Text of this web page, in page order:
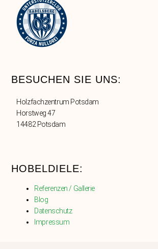
BESUCHEN SIE UNS:
Holzfachzentrum Potsdam
Horstweg 47
14482 Potsdam
HOBELDIELE:
Referenzen / Gallerie
Blog
Datenschutz
Impressum